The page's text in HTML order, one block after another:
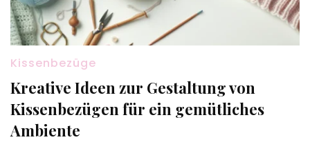
Kissenbezüge
Kreative Ideen zur Gestaltung von
Kissenbezügen für ein gemütliches
Ambiente